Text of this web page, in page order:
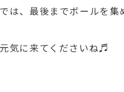
は、最後までボールを集
気に来てくださいね♬